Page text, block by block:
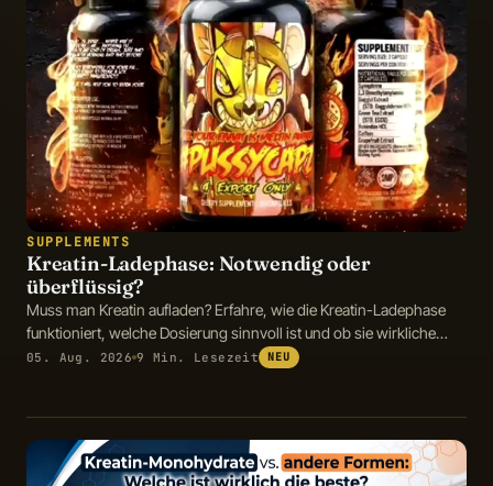
SUPPLEMENTS
Kreatin-Ladephase: Notwendig oder
überflüssig?
Muss man Kreatin aufladen? Erfahre, wie die Kreatin-Ladephase
funktioniert, welche Dosierung sinnvoll ist und ob sie wirkliche
Vorteile bietet.
05. Aug. 2026 9 Min. Lesezeit NEU